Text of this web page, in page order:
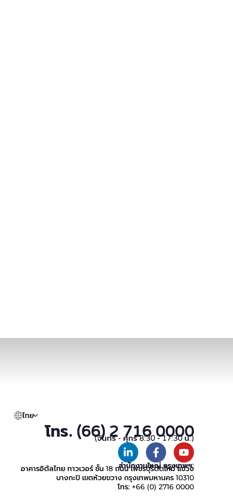
ไทย
โทร. (66) 2 716 0000
(จันทร์ - ศุกร์ 8:30 - 17:30 น.)
สำนักงานใหญ่ กรุงเทพฯ:
อาคารอิตัลไทย ทาวเวอร์ ชั้น 18 ถนน เพชรบุรีตัดใหม่ แขวง
บางกะปิ เขตห้วยขวาง กรุงเทพมหานคร 10310
โทร: +66 (0) 2716 0000